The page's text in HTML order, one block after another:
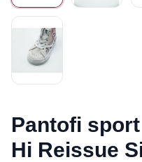
Pantofi
Hi Reissue